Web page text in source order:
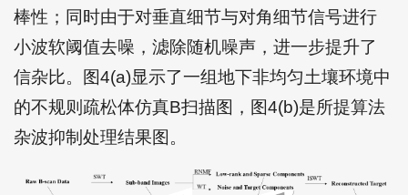
棒性；同时由于对垂直细节与对角细节信号进行
小波软阈值去噪，滤除随机噪声，进一步提升了
信杂比。图4(a)显示了一组地下非均匀土壤环境中
的不规则疏松体仿真B扫描图，图4(b)是所提算法
杂波抑制处理结果图。